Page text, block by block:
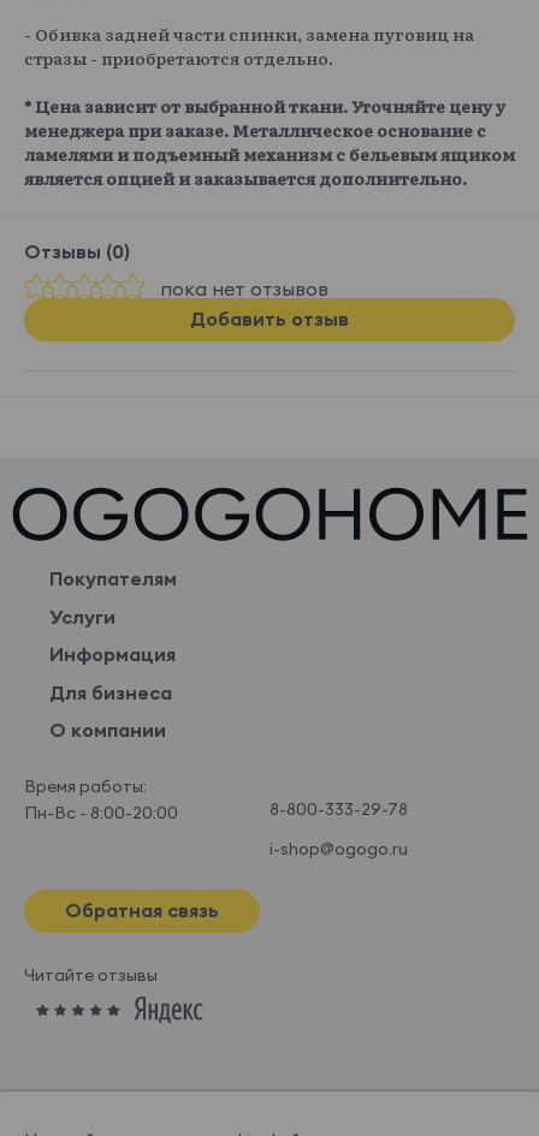
- Обивка задней части спинки, замена пуговиц на
стразы - приобретаются отдельно.
* Цена зависит от выбранной ткани. Уточняйте цену у
менеджера при заказе. Металлическое основание с
ламелями и подъемный механизм с бельевым ящиком
является опцией и заказывается дополнительно.
Отзывы (0)
пока нет отзывов
Добавить отзыв
Покупателям
Услуги
Информация
Для бизнеса
О компании
Время работы:
Пн-Вс - 8:00-20:00
8-800-333-29-78
i-shop@ogogo.ru
Обратная связь
Читайте отзывы